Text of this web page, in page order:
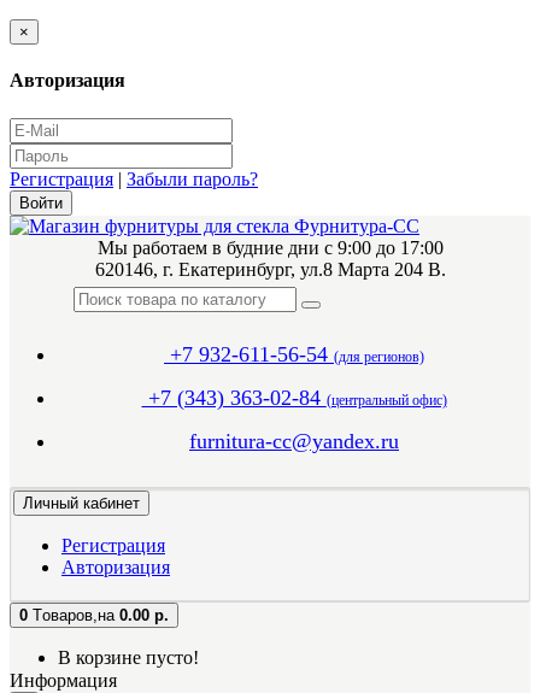
×
Авторизация
Регистрация | Забыли пароль?
Мы работаем в будние дни с 9:00 до 17:00
620146, г. Екатеринбург, ул.8 Марта 204 В.
+7 932-611-56-54 (для регионов)
+7 (343) 363-02-84 (центральный офис)
furnitura-cc@yandex.ru
Личный кабинет
Регистрация
Авторизация
0 Tоваров, на 0.00 р.
В корзине пусто!
Информация